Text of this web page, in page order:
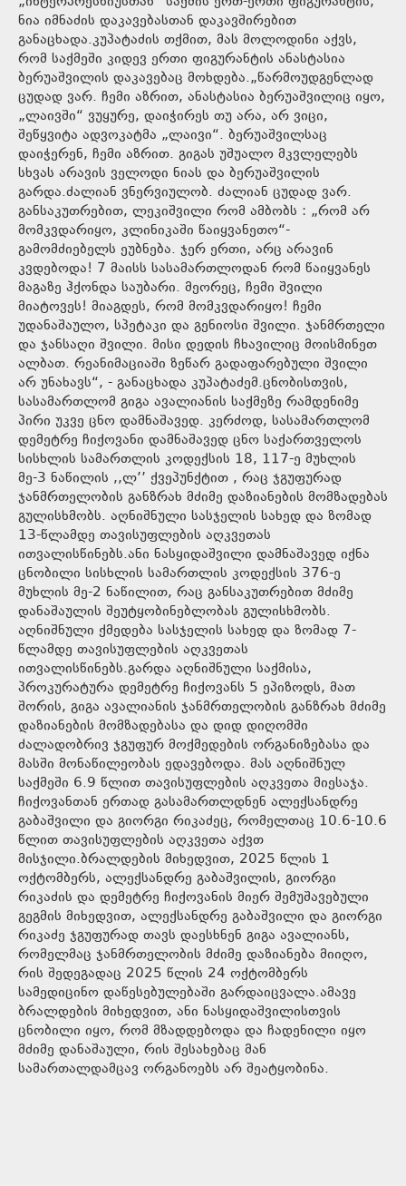
ნია იმნაძის დაკავებასთან დაკავშირებით
განაცხადა.კუპატაძის თქმით, მას მოლოდინი აქვს,
რომ საქმეში კიდევ ერთი ფიგურანტის ანასტასია
ბერუაშვილის დაკავებაც მოხდება.„წარმოუდგენლად
ცუდად ვარ. ჩემი აზრით, ანასტასია ბერუაშვილიც იყო,
„ლაივში“ ვუყურე, დაიჭირეს თუ არა, არ ვიცი,
შეწყვიტა ადვოკატმა „ლაივი“. ბერუაშვილსაც
დაიჭერენ, ჩემი აზრით. გიგას უშუალო მკვლელებს
სხვას არავის ველოდი ნიას და ბერუაშვილის
გარდა.ძალიან ვნერვიულობ. ძალიან ცუდად ვარ.
განსაკუთრებით, ლეკიშვილი რომ ამბობს : „რომ არ
მომკვდარიყო, კლინიკაში წაიყვანეთო“-
გამომძიებელს ეუბნება. ჯერ ერთი, არც არავინ
კვდებოდა! 7 მაისს სასამართლოდან რომ წაიყვანეს
მაგაზე ჰქონდა საუბარი. მეორეც, ჩემი შვილი
მიატოვეს! მიაგდეს, რომ მომკვდარიყო! ჩემი
უდანაშაულო, სპეტაკი და გენიოსი შვილი. ჯანმრთელი
და ჯანსაღი შვილი. მისი დედის ჩხავილიც მოისმინეთ
ალბათ. რეანიმაციაში ზეწარ გადაფარებული შვილი
არ უნახავს“, - განაცხადა კუპატაძემ.ცნობისთვის,
სასამართლომ გიგა ავალიანის საქმეზე რამდენიმე
პირი უკვე ცნო დამნაშავედ. კერძოდ, სასამართლომ
დემეტრე ჩიქოვანი დამნაშავედ ცნო საქართველოს
სისხლის სამართლის კოდექსის 18, 117-ე მუხლის
მე-3 ნაწილის ,,ლ’’ ქვეპუნქტით , რაც ჯგუფურად
ჯანმრთელობის განზრახ მძიმე დაზიანების მომზადებას
გულისხმობს. აღნიშნული სასჯელის სახედ და ზომად
13-წლამდე თავისუფლების აღკვეთას
ითვალისწინებს.ანი ნასყიდაშვილი დამნაშავედ იქნა
ცნობილი სისხლის სამართლის კოდექსის 376-ე
მუხლის მე-2 ნაწილით, რაც განსაკუთრებით მძიმე
დანაშაულის შეუტყობინებლობას გულისხმობს.
აღნიშნული ქმედება სასჯელის სახედ და ზომად 7-
წლამდე თავისუფლების აღკვეთას
ითვალისწინებს.გარდა აღნიშნული საქმისა,
პროკურატურა დემეტრე ჩიქოვანს 5 ეპიზოდს, მათ
შორის, გიგა ავალიანის ჯანმრთელობის განზრახ მძიმე
დაზიანების მომზადებასა და დიდ დიღომში
ძალადობრივ ჯგუფურ მოქმედების ორგანიზებასა და
მასში მონაწილეობას ედავებოდა. მას აღნიშნულ
საქმეში 6.9 წლით თავისუფლების აღკვეთა მიესაჯა.
ჩიქოვანთან ერთად გასამართლდნენ ალექსანდრე
გაბაშვილი და გიორგი რიკაძეც, რომელთაც 10.6-10.6
წლით თავისუფლების აღკვეთა აქვთ
მისჯილი.ბრალდების მიხედვით, 2025 წლის 1
ოქტომბერს, ალექსანდრე გაბაშვილის, გიორგი
რიკაძის და დემეტრე ჩიქოვანის მიერ შემუშავებული
გეგმის მიხედვით, ალექსანდრე გაბაშვილი და გიორგი
რიკაძე ჯგუფურად თავს დაესხნენ გიგა ავალიანს,
რომელმაც ჯანმრთელობის მძიმე დაზიანება მიიღო,
რის შედეგადაც 2025 წლის 24 ოქტომბერს
სამედიცინო დაწესებულებაში გარდაიცვალა.ამავე
ბრალდების მიხედვით, ანი ნასყიდაშვილისთვის
ცნობილი იყო, რომ მზადდებოდა და ჩადენილი იყო
მძიმე დანაშაული, რის შესახებაც მან
სამართალდამცავ ორგანოებს არ შეატყობინა.